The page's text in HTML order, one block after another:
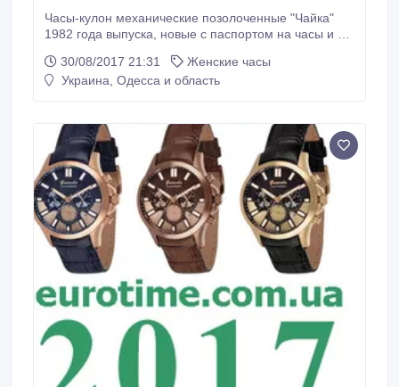
Часы-кулон механические позолоченные "Чайка"
1982 года выпуска, новые с паспортом на часы и на
Угличский часовой завод.Полные характеристики
часов смотрите на фото..
30/08/2017 21:31
Женские часы
Украина, Одесса и область